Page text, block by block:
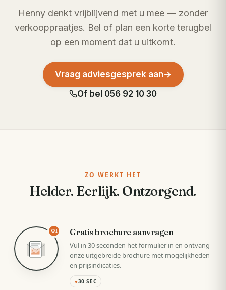
Henny denkt vrijblijvend met u mee — zonder
verkooppraatjes. Bel of plan een korte terugbel
op een moment dat u uitkomt.
Vraag adviesgesprek aan→
Of bel 056 92 10 30
ZO WERKT HET
Helder. Eerlijk. Ontzorgend.
01 Gratis brochure aanvragen
Vul in 30 seconden het formulier in en ontvang
onze uitgebreide brochure met mogelijkheden
en prijsindicaties.
●30 SEC